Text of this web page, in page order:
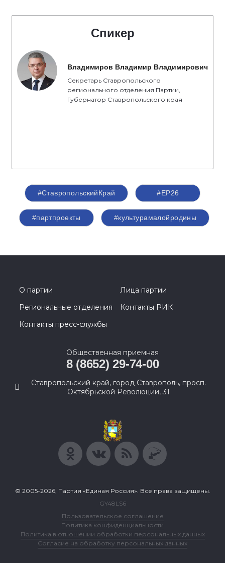
Спикер
Владимиров Владимир Владимирович
Секретарь Ставропольского
регионального отделения Партии,
Губернатор Ставропольского края
#СтавропольскийКрай #ЕР26
#партпроекты #культурамалойродины
О партии
Лица партии
Региональные отделения
Контакты РИК
Контакты пресс-службы
Общественная приемная
8 (8652) 29-74-00
Ставропольский край, город Ставрополь, просп.
Октябрьской Революции, 31
© 2005-2026, Партия «Единая Россия». Все права защищены.
GY48LS6
Пользовательское соглашение
Политика конфиденциальности
Политика в отношении обработки персональных данных
Согласие на обработку персональных данных